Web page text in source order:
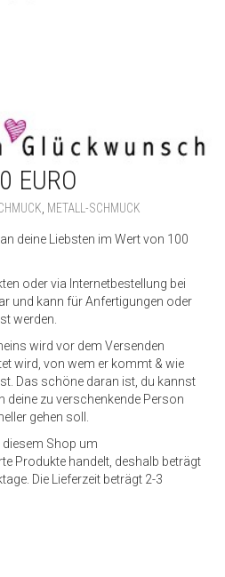
EURO
METALL-SCHMUCK
deine Liebsten im Wert von 100
oder via Internetbestellung bei
und kann für Anfertigungen oder
werden.
wird vor dem Versenden
wird, von wem er kommt & wie
Das schöne daran ist, du kannst
deine zu verschenkende Person
gehen soll.
Shop um
Produkte handelt, deshalb beträgt
Die Lieferzeit beträgt 2-3